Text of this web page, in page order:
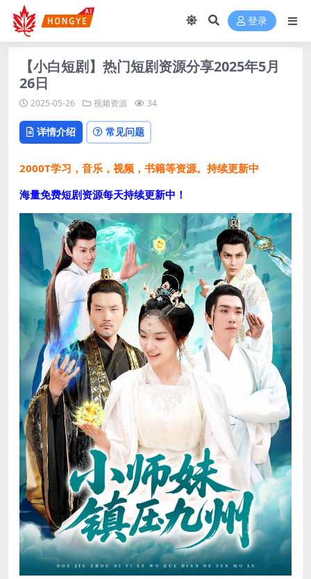
登录
【小白短剧】热门短剧资源分享2025年5月
26日
2025-05-26 视频资源 34
详情介绍 常见问题
2000T学习，音乐，视频，书籍等资源。持续更新中
海量免费短剧资源每天持续更新中！